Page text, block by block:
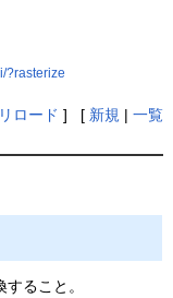
?rasterize
リロード ] [ 新規 | 一覧
ること。